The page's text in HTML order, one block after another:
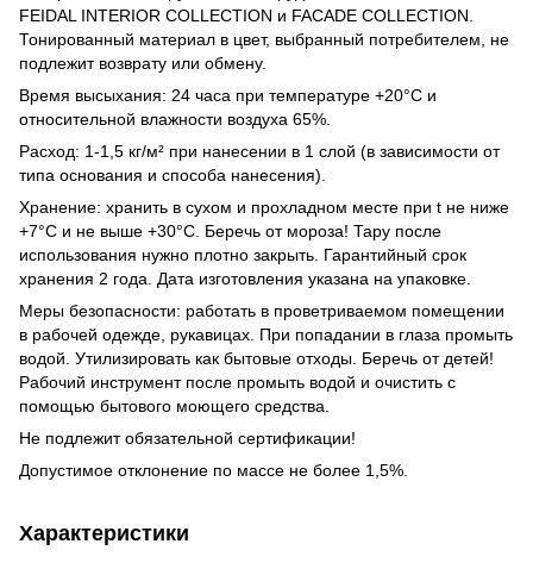
FEIDAL INTERIOR COLLECTION и FACADE COLLECTION.
Тонированный материал в цвет, выбранный потребителем, не
подлежит возврату или обмену.
Время высыхания: 24 часа при температуре +20°С и
относительной влажности воздуха 65%.
Расход: 1-1,5 кг/м² при нанесении в 1 слой (в зависимости от
типа основания и способа нанесения).
Хранение: хранить в сухом и прохладном месте при t не ниже
+7°С и не выше +30°С. Беречь от мороза! Тару после
использования нужно плотно закрыть. Гарантийный срок
хранения 2 года. Дата изготовления указана на упаковке.
Меры безопасности: работать в проветриваемом помещении
в рабочей одежде, рукавицах. При попадании в глаза промыть
водой. Утилизировать как бытовые отходы. Беречь от детей!
Рабочий инструмент после промыть водой и очистить с
помощью бытового моющего средства.
Не подлежит обязательной сертификации!
Допустимое отклонение по массе не более 1,5%.
Характеристики